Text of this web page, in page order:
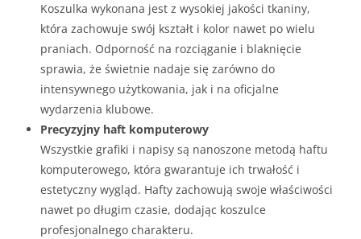
Koszulka wykonana jest z wysokiej jakości tkaniny,
która zachowuje swój kształt i kolor nawet po wielu
praniach. Odporność na rozciąganie i blaknięcie
sprawia, że świetnie nadaje się zarówno do
intensywnego użytkowania, jak i na oficjalne
wydarzenia klubowe.
Precyzyjny haft komputerowy
Wszystkie grafiki i napisy są nanoszone metodą haftu
komputerowego, która gwarantuje ich trwałość i
estetyczny wygląd. Hafty zachowują swoje właściwości
nawet po długim czasie, dodając koszulce
profesjonalnego charakteru.